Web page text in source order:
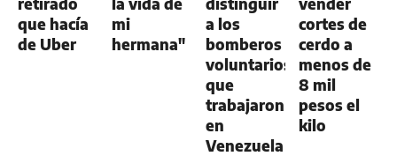
que hacía
de Uber
mi
hermana"
a los
bomberos
voluntarios
que
trabajaron
en
Venezuela
cortes de
cerdo a
menos de
8 mil
pesos el
kilo